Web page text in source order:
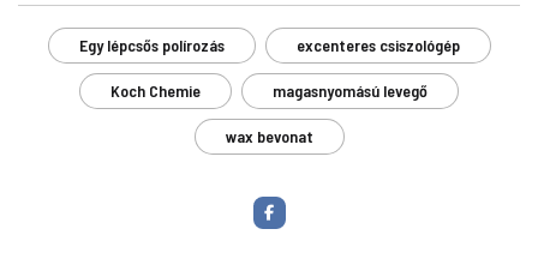
Egy lépcsős polírozás excenteres csiszológép
Koch Chemie magasnyomású levegő
wax bevonat